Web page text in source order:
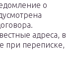
о
адреса, в
при переписке,